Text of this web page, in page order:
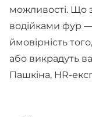
можливості. Що
водійками фур
ймовірність
або викрадуть
Пашкіна, HR-